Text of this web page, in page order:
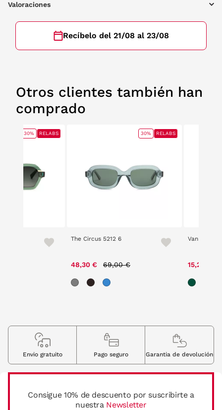
Valoraciones
Recíbelo del 21/08 al 23/08
Otros clientes también han
comprado
30% RELABS
The Circus 5212 6
48,30 € 69,00 €
30% RELABS
Vanity 2210
15,20 €
Consigue 10% de descuento por suscribirte a
nuestra Newsletter
Envio gratuito Pago seguro Garantia de devolución